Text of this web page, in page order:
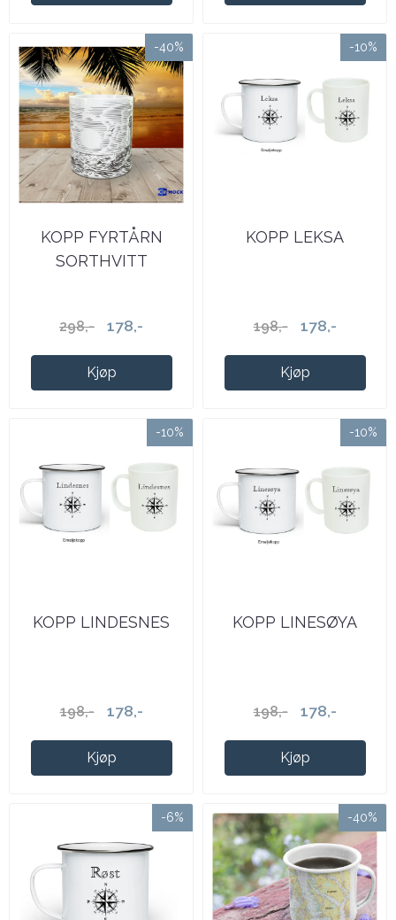
-40%
KOPP FYRTÅRN
SORTHVITT
298,- 178,-
Kjøp
-10%
KOPP LEKSA
198,- 178,-
Kjøp
-10%
KOPP LINDESNES
198,- 178,-
Kjøp
-10%
KOPP LINESØYA
198,- 178,-
Kjøp
-6% -40%